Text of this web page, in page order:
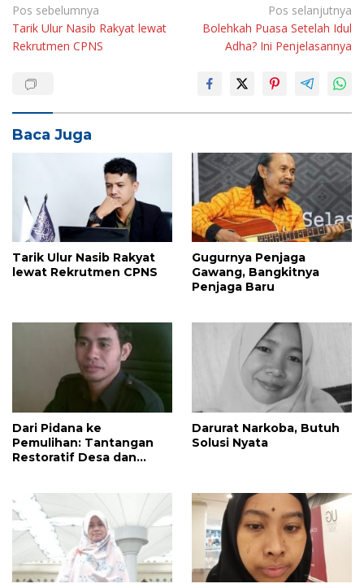
Navigasi
pos
Pos sebelumnya
Tarik Ulur Nasib Rakyat lewat
Rekrutmen CPNS
Pos selanjutnya
Bolehkah Puasa Setelah Idul
Adha? Ini Penjelasannya
Baca Juga
Tarik Ulur Nasib Rakyat
lewat Rekrutmen CPNS
Gugurnya Penjaga
Gawang, Bangkitnya
Penjaga Baru
Dari Pidana ke
Pemulihan: Tantangan
Restoratif Desa dan
Darurat Narkoba, Butuh
Solusi Nyata